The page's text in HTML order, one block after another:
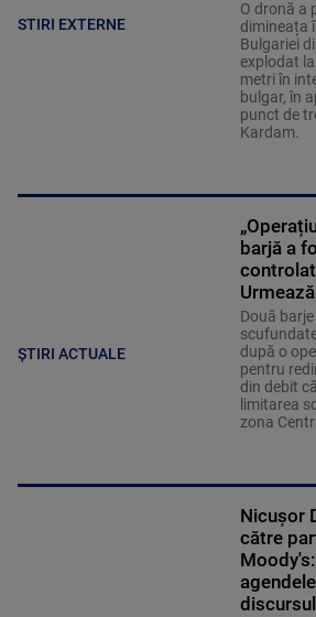
STIRI EXTERNE
O dronă a
dimineața
Bulgariei
explodat
metri în
bulgar, în
punct de
Kardam.
ȘTIRI ACTUALE
barjă a
Două
după o
pentru
din debit
limitarea
zona
Nicușor
către